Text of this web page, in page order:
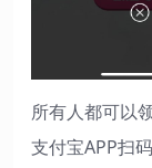
所有人都可以
支付宝APP扫